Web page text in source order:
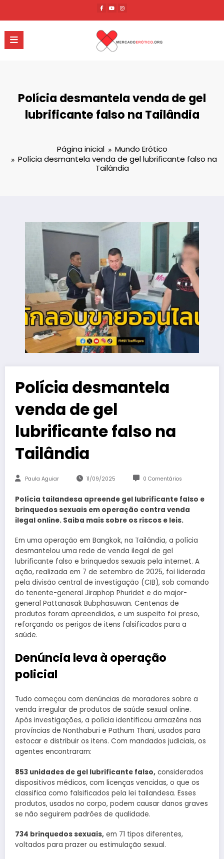
o
conteúdo
Polícia desmantela venda de gel
lubrificante falso na Tailândia
Página inicial
Mundo Erótico
Polícia desmantela venda de gel lubrificante falso na
Tailândia
Polícia desmantela
venda de gel
lubrificante falso na
Tailândia
Paula Aguiar 11/09/2025 0 Comentários
Polícia tailandesa apreende gel lubrificante falso e
brinquedos sexuais em operação contra venda
ilegal online. Saiba mais sobre os riscos e leis.
Em uma operação em Bangkok, na Tailândia, a polícia
desmantelou uma rede de venda ilegal de gel
lubrificante falso e brinquedos sexuais pela internet. A
ação, realizada em 7 de setembro de 2025, foi liderada
pela divisão central de investigação (CIB), sob comando
do tenente-general Jiraphop Phuridet e do major-
general Pattanasak Bubphasuwan. Centenas de
produtos foram apreendidos, e um suspeito foi preso,
reforçando os perigos de itens falsificados para a
saúde.
Denúncia leva à operação
policial
Tudo começou com denúncias de moradores sobre a
venda irregular de produtos de saúde sexual online.
Após investigações, a polícia identificou armazéns nas
províncias de Nonthaburi e Pathum Thani, usados para
estocar e distribuir os itens. Com mandados judiciais, os
agentes encontraram:
853 unidades de gel lubrificante falso, considerados
dispositivos médicos, com licenças vencidas, o que os
classifica como falsificados pela lei tailandesa. Esses
produtos, usados no corpo, podem causar danos graves
se não seguirem padrões de qualidade.
734 brinquedos sexuais, em 71 tipos diferentes,
voltados para prazer ou estimulação sexual.